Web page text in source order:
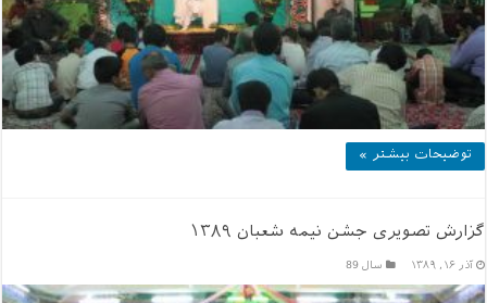
توضیحات بیشتر »
گزارش تصویری جشن نیمه شعبان ۱۳۸۹
آذر ۱۶, ۱۳۸۹ سال 89